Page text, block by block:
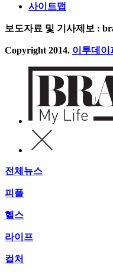
사이트맵
보도자료 및 기사제보 :
Copyright 2014. 이투데이
전체뉴스
피플
헬스
라이프
컬처